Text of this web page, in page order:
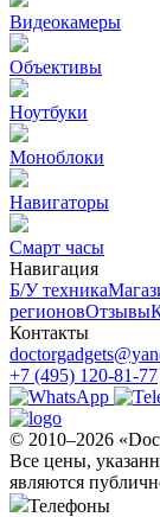
Видеокамеры
Объективы
Ноутбуки
Моноблоки
Навигаторы
Смарт часы
Навигация
Б/У техникa
регионовОтзывы
Контакты
+7 (495) 120-81-77
© 2010–2026
Все цены,
являются
Телефоны